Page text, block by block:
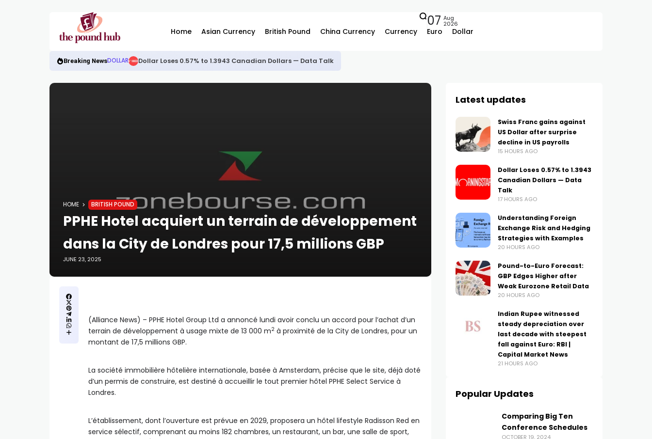
Home Asian Currency British Pound China Currency Currency Euro Dollar
07 Aug
2026
Breaking NewsDOLLAR Dollar Loses 0.57% to 1.3943 Canadian Dollars — Data Talk
HOME BRITISH POUND
PPHE Hotel acquiert un terrain de développement
dans la City de Londres pour 17,5 millions GBP
JUNE 23, 2025
(Alliance News) – PPHE Hotel Group Ltd a annoncé lundi avoir conclu un accord pour l’achat d’un
terrain de développement à usage mixte de 13 000 m2 à proximité de la City de Londres, pour un
montant de 17,5 millions GBP.
La société immobilière hôtelière internationale, basée à Amsterdam, précise que le site, déjà doté
d’un permis de construire, est destiné à accueillir le tout premier hôtel PPHE Select Service à
Londres.
L’établissement, dont l’ouverture est prévue en 2029, proposera un hôtel lifestyle Radisson Red en
service sélectif, comprenant au moins 182 chambres, un restaurant, un bar, une salle de sport,
Latest updates
Swiss Franc gains against
US Dollar after surprise
decline in US payrolls
15 HOURS AGO
Dollar Loses 0.57% to 1.3943
Canadian Dollars — Data
Talk
17 HOURS AGO
Understanding Foreign
Exchange Risk and Hedging
Strategies with Examples
20 HOURS AGO
Pound-to-Euro Forecast:
GBP Edges Higher after
Weak Eurozone Retail Data
20 HOURS AGO
Indian Rupee witnessed
steady depreciation over
last decade with steepest
fall against Euro: RBI |
Capital Market News
21 HOURS AGO
Popular Updates
Comparing Big Ten
Conference Schedules
OCTOBER 19, 2024